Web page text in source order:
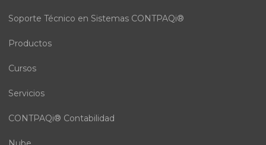
Soporte Técnico en Sistemas CONTPAQi®
Productos
Cursos
Servicios
CONTPAQi® Contabilidad